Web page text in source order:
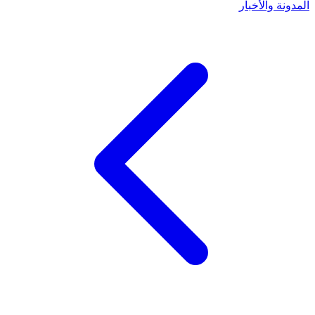
المدونة والأخبار